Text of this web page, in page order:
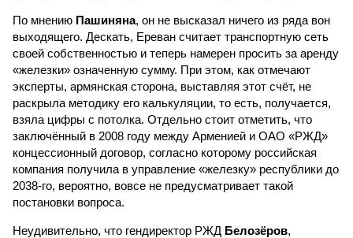
По мнению Пашиняна, он не высказал ничего из ряда вон
выходящего. Дескать, Ереван считает транспортную сеть
своей собственностью и теперь намерен просить за аренду
«железки» означенную сумму. При этом, как отмечают
эксперты, армянская сторона, выставляя этот счёт, не
раскрыла методику его калькуляции, то есть, получается,
взяла цифры с потолка. Отдельно стоит отметить, что
заключённый в 2008 году между Арменией и ОАО «РЖД»
концессионный договор, согласно которому российская
компания получила в управление «железку» республики до
2038-го, вероятно, вовсе не предусматривает такой
постановки вопроса.
Неудивительно, что гендиректор РЖД Белозёров,